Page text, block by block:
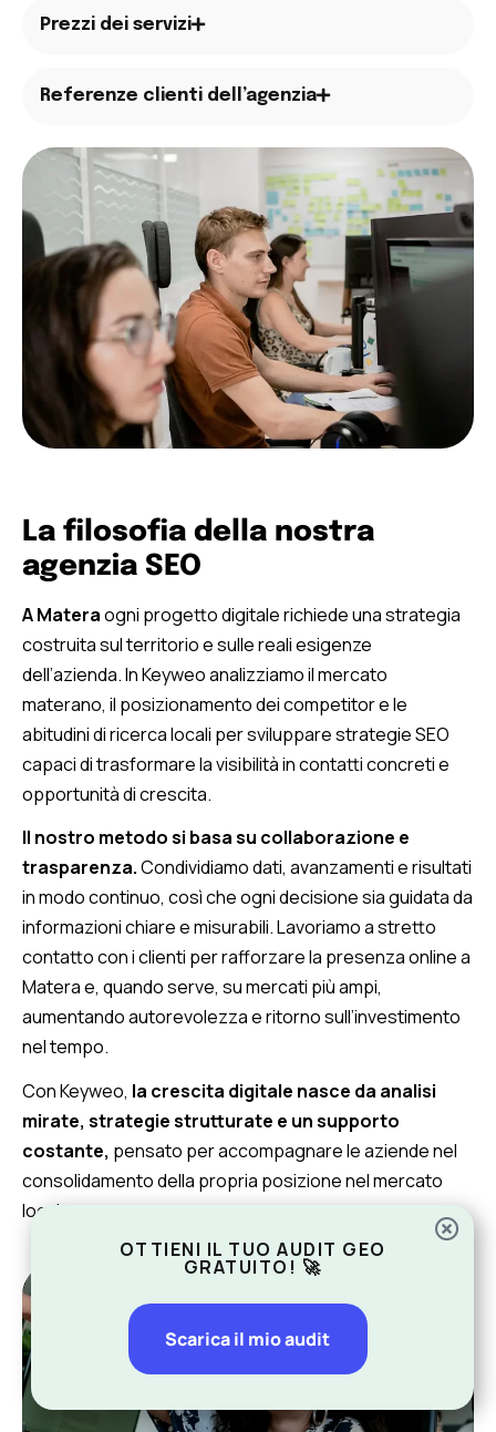
Prezzi dei servizi
Referenze clienti dell’agenzia
La filosofia della nostra
agenzia SEO
A Materaogni progetto digitale richiede una strategia
costruita sul territorio e sulle reali esigenze
dell’azienda. In Keyweo analizziamo il mercato
materano, il posizionamento dei competitor e le
abitudini di ricerca locali per sviluppare strategie SEO
capaci di trasformare la visibilità in contatti concreti e
opportunità di crescita.
Il nostro metodo si basa su collaborazione e
trasparenza.Condividiamo dati, avanzamenti e risultati
in modo continuo, così che ogni decisione sia guidata da
informazioni chiare e misurabili. Lavoriamo a stretto
contatto con i clienti per rafforzare la presenza online a
Matera e, quando serve, su mercati più ampi,
aumentando autorevolezza e ritorno sull’investimento
nel tempo.
Con Keyweo, la crescita digitale nasce da analisi
mirate, strategie strutturate e un supporto
costante, pensato per accompagnare le aziende nel
consolidamento della propria posizione nel mercato
locale.
OTTIENI IL TUO AUDIT GEO
GRATUITO! 🚀
Scarica il mio audit